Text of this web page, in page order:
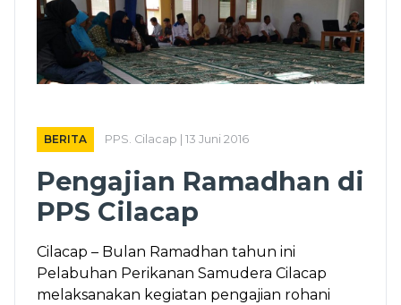
BERITA PPS. Cilacap | 13 Juni 2016
Pengajian Ramadhan di
PPS Cilacap
Cilacap – Bulan Ramadhan tahun ini
Pelabuhan Perikanan Samudera Cilacap
melaksanakan kegiatan pengajian rohani